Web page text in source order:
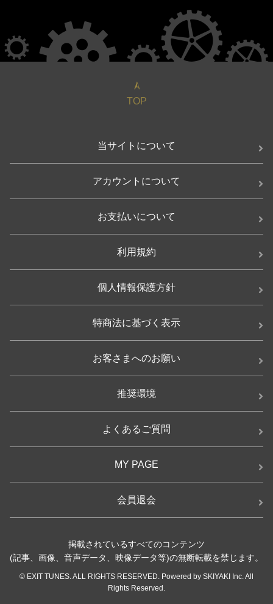
TOP
当サイトについて
アカウントについて
お支払いについて
利用規約
個人情報保護方針
特商法に基づく表示
お客さまへのお願い
推奨環境
よくあるご質問
MY PAGE
会員退会
掲載されているすべてのコンテンツ
(記事、画像、音声データ、映像データ等)の無断転載を禁じます。
© EXIT TUNES. ALL RIGHTS RESERVED. Powered by SKIYAKI Inc. All
Rights Reserved.